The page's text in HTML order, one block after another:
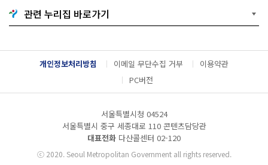
기
G
o
g
l
e
l
e
서
다
운
드
관련 누리집 바로가기
개인정보처리방침 이메일 무단수집 거부
이용약관
PC버전
서울특별시청 04524
서울특별시 중구 세종대로 110 콘텐츠담당관
대표전화 다산콜센터 02-120
ⓒ2020. Seoul Metropolitan Government all rights reserved.